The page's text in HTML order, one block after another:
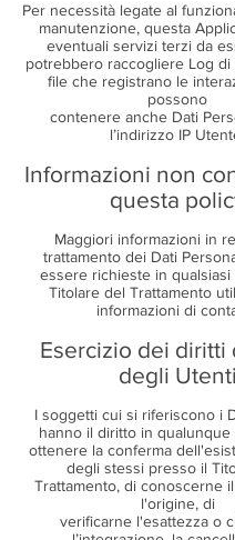
Per necessità legate al
manutenzione, questa
eventuali servizi terzi da
potrebbero raccogliere Log di
file che registrano le
possono
contenere anche Dati
l’indirizzo IP
Informazioni non
questa
Maggiori informazioni in
trattamento dei Dati
essere richieste in qualsiasi
Titolare del Trattamento
informazioni di
Esercizio dei diritti
degli Utenti
I soggetti cui si riferiscono i
hanno il diritto in qualunque
ottenere la conferma
degli stessi presso il
Trattamento, di conoscerne
l'origine, di
verificarne l'esattezza o